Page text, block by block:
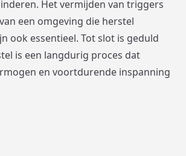
Het vermijden van triggers
een omgeving die herstel
ook essentieel. Tot slot is geduld
is een langdurig proces dat
en voortdurende inspanning